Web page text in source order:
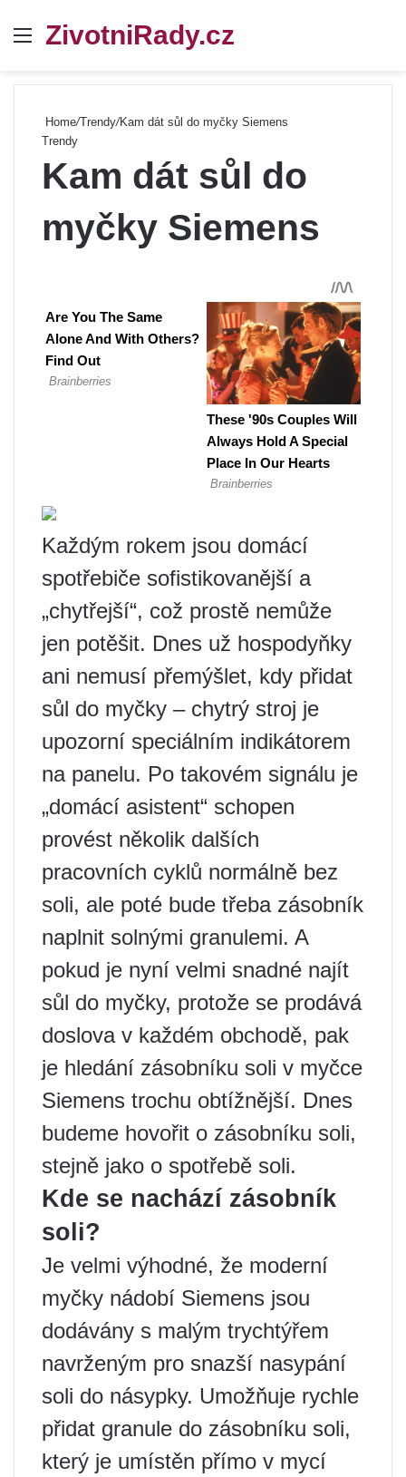
Menu
ZivotniRady.cz
Home/Trendy/Kam dát sůl do myčky Siemens
Trendy
Kam dát sůl do
myčky Siemens
Každým rokem jsou domácí
spotřebiče sofistikovanější a
„chytřejší“, což prostě nemůže
jen potěšit. Dnes už hospodyňky
ani nemusí přemýšlet, kdy přidat
sůl do myčky – chytrý stroj je
upozorní speciálním indikátorem
na panelu. Po takovém signálu je
„domácí asistent“ schopen
provést několik dalších
pracovních cyklů normálně bez
soli, ale poté bude třeba zásobník
naplnit solnými granulemi. A
pokud je nyní velmi snadné najít
sůl do myčky, protože se prodává
doslova v každém obchodě, pak
je hledání zásobníku soli v myčce
Siemens trochu obtížnější. Dnes
budeme hovořit o zásobníku soli,
stejně jako o spotřebě soli.
Kde se nachází zásobník
soli?
Je velmi výhodné, že moderní
myčky nádobí Siemens jsou
dodávány s malým trychtýřem
navrženým pro snazší nasypání
soli do násypky. Umožňuje rychle
přidat granule do zásobníku soli,
který je umístěn přímo v mycí